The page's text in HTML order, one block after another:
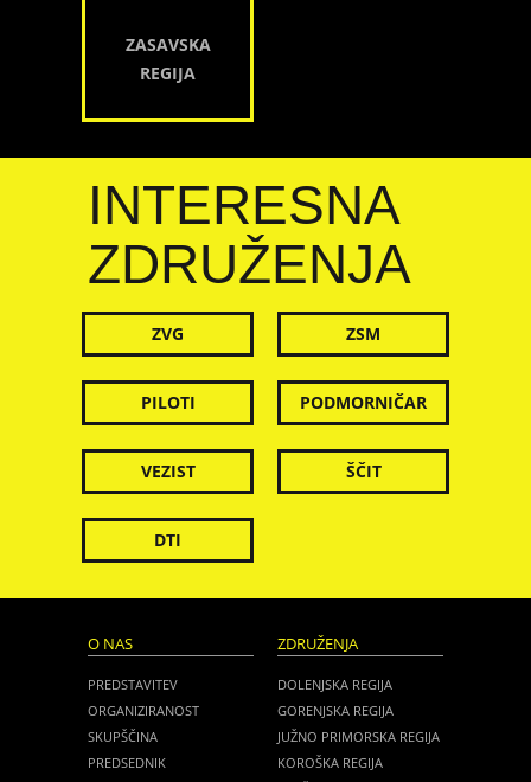
ZASAVSKA
REGIJA
INTERESNA
ZDRUŽENJA
ZVG ZSM
PILOTI PODMORNIČAR
VEZIST ŠČIT
DTI
O NAS
PREDSTAVITEV
ORGANIZIRANOST
SKUPŠČINA
PREDSEDNIK
ZDRUŽENJA
DOLENJSKA REGIJA
GORENJSKA REGIJA
JUŽNO PRIMORSKA REGIJA
KOROŠKA REGIJA